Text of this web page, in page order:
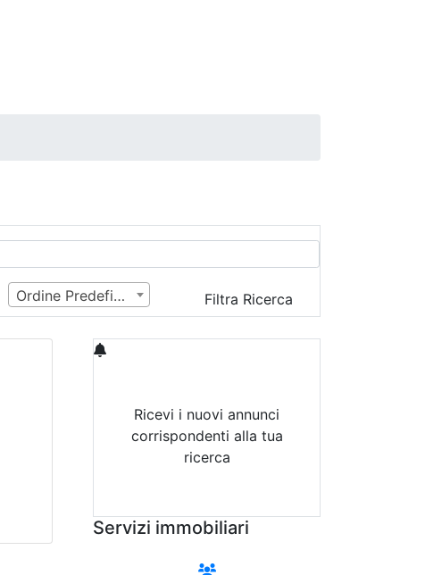
Ordine Predefinito Filtra Ricerca
Ricevi i nuovi annunci
corrispondenti alla tua
ricerca
Servizi immobiliari